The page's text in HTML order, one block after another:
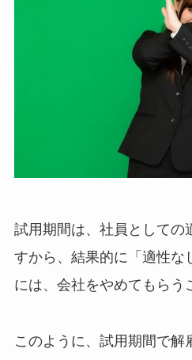
試用期間は、社員としての
すから、結果的に「適性な
には、会社をやめてもらう
このように、試用期間で解